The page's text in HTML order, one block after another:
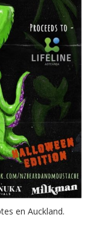
en Auckland.